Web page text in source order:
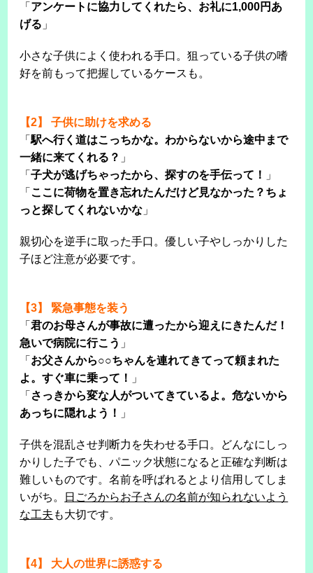
「 アンケートに協力してくれたら、お礼に1,000円あ
げる 」
小さな子供によく使われる手口。狙っている子供の嗜
好を前もって把握しているケースも。
【2】 子供に助けを求める
「駅へ行く道はこっちかな。わからないから途中まで
一緒に来てくれる？ 」
「子犬が逃げちゃったから、探すのを手伝って！
」
「 ここに荷物を置き忘れたんだけど見なかった？ちょ
っと探してくれないかな 」
親切心を逆手に取った手口。優しい子やしっかりした
子ほど注意が必要です。
【3】 緊急事態を装う
「君のお母さんが事故に遭ったから迎えにきたんだ！
急いで病院に行こう 」
「 お父さんから○○ちゃんを連れてきてって頼まれた
よ。すぐ車に乗って！
」
「 さっきから変な人がついてきているよ。危ないから
あっちに隠れよう！
」
子供を混乱させ判断力を失わせる手口。どんなにしっ
かりした子でも、パニック状態になると正確な判断は
難しいものです。名前を呼ばれるとより信用してしま
いがち。
日ごろからお子さんの名前が知られないよう
な工夫 も大切です。
【4】 大人の世界に誘惑する